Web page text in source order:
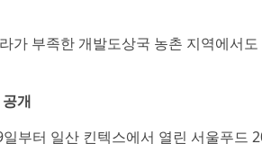
가 부족한 개발도상국 농촌 지역에서
개
부터 일산 킨텍스에서 열린 서울푸드